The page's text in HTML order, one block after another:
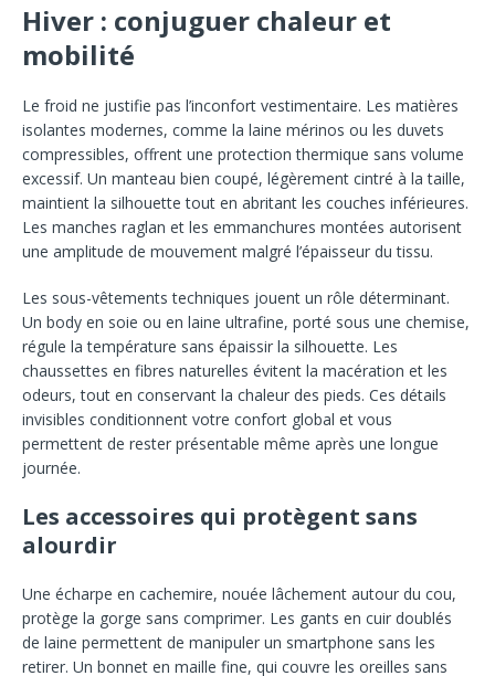
Hiver : conjuguer chaleur et
mobilité
Le froid ne justifie pas l’inconfort vestimentaire. Les matières
isolantes modernes, comme la laine mérinos ou les duvets
compressibles, offrent une protection thermique sans volume
excessif. Un manteau bien coupé, légèrement cintré à la taille,
maintient la silhouette tout en abritant les couches inférieures.
Les manches raglan et les emmanchures montées autorisent
une amplitude de mouvement malgré l’épaisseur du tissu.
Les sous-vêtements techniques jouent un rôle déterminant.
Un body en soie ou en laine ultrafine, porté sous une chemise,
régule la température sans épaissir la silhouette. Les
chaussettes en fibres naturelles évitent la macération et les
odeurs, tout en conservant la chaleur des pieds. Ces détails
invisibles conditionnent votre confort global et vous
permettent de rester présentable même après une longue
journée.
Les accessoires qui protègent sans
alourdir
Une écharpe en cachemire, nouée lâchement autour du cou,
protège la gorge sans comprimer. Les gants en cuir doublés
de laine permettent de manipuler un smartphone sans les
retirer. Un bonnet en maille fine, qui couvre les oreilles sans